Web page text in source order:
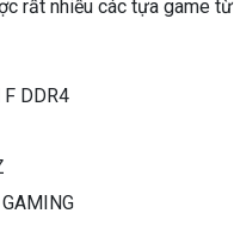
rất nhiều các tựa game
DDR4